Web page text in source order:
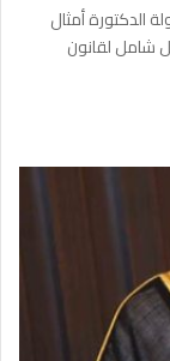
الدكتورة أمثال
شامل لقانون